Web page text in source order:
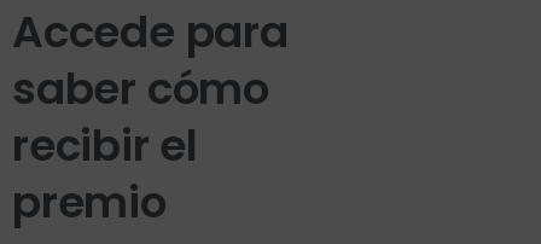
Accede para
saber cómo
recibir el
premio